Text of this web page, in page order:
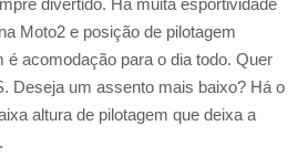
divertido. Há muita esportividade
Moto2 e posição de pilotagem
acomodação para o dia todo. Quer
Deseja um assento mais baixo? Há o
altura de pilotagem que deixa a